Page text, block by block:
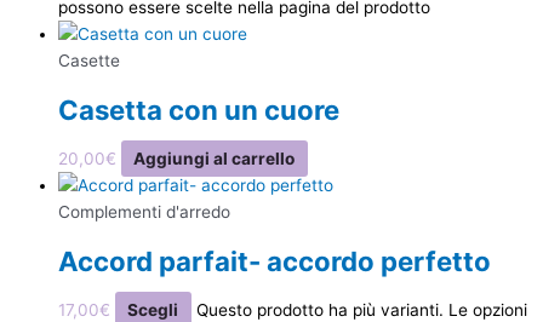
possono essere scelte nella pagina del prodotto
Casette
Casetta con un cuore
20,00€ Aggiungi al carrello
Complementi d'arredo
Accord parfait- accordo perfetto
17,00€ Scegli
Questo prodotto ha più varianti. Le opzioni